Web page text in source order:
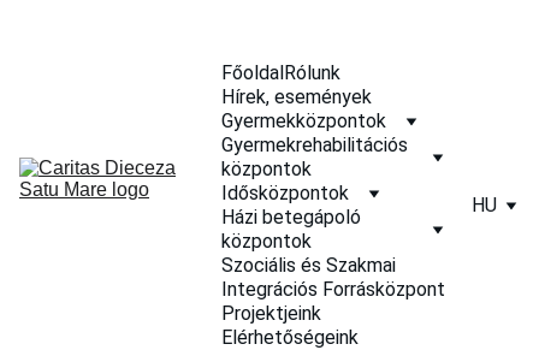
FőoldalRólunk
Hírek, események
Gyermekközpontok
Gyermekrehabilitációs
központok
Idősközpontok
Házi betegápoló
központok
Szociális és Szakmai
Integrációs Forrásközpont
Projektjeink
Elérhetőségeink
HU